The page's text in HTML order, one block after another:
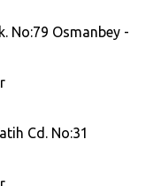
No:79 Osmanbey -
Cd. No:31